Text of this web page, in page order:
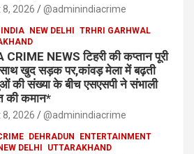
2026 @adminindiacrime
INDIA NEW DELHI TRHRI GARHWAL
CRIME NEWS टिहरी की कप्तान पूरी
खुद सड़क पर,कांवड़ मेला में बढ़ती
की संख्या के बीच एसएसपी ने संभाली
की कमान*
2026 @adminindiacrime
DEHRADUN
ENTERTAINMENT
DELHI UTTARAKHAND